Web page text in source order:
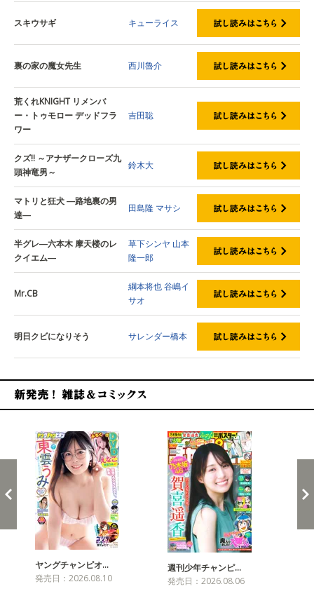
スキウサギ キューライス
裏の家の魔女先生 西川魯介
荒くれKNIGHT リメンバ
ー・トゥモロー デッドフラ
ワー
吉田聡
クズ!! ～アナザークローズ九
頭神竜男～
鈴木大
マトリと狂犬 ―路地裏の男
達―
田島隆 マサシ
半グレ―六本木 摩天楼のレ
クイエム―
草下シンヤ 山本
隆一郎
Mr.CB
綱本将也谷嶋イ
サオ
明日クビになりそう サレンダー橋本
ヤングチャンピオ…
発売日：2026.08.10
週刊少年チャンピ…
発売日：2026.08.06